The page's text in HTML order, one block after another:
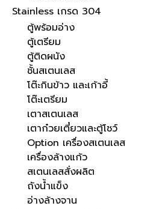
Stainless เกรด 304
ตู้พร้อมอ่าง
ตู้เตรียม
ตู้ติดผนัง
ชั้นสเตนเลส
โต๊ะกินข้าว และเก้าอี้
โต๊ะเตรียม
เตาสเตนเลส
เตาก๋วยเตี๋ยวและตู้โชว์
Option เครื่องสเตนเลส
เครื่องล้างแก้ว
สเตนเลสสั่งผลิต
ถังน้ำแข็ง
อ่างล้างจาน